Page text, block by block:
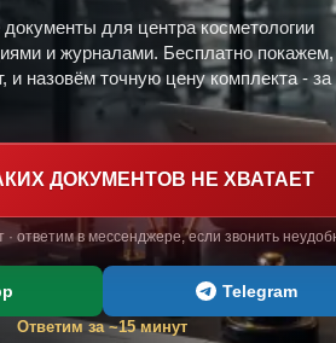
для центра косметологии
и журналами. Бесплатно покажем,
и назовём точную цену комплекта - за
ДОКУМЕНТОВ НЕ ХВАТАЕТ
· ответим в мессенджере, если звонить
Telegram
Ответим за ~15 минут